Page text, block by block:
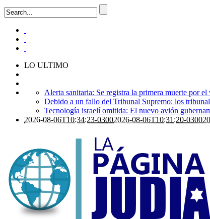
LO ULTIMO
Alerta sanitaria: Se registra la primera muerte por
Debido a un fallo del Tribunal Supremo: los
Tecnología israelí omitida: El nuevo avión
2026-08-06T10:34:23-03002026-08-06T10:31:20-0300